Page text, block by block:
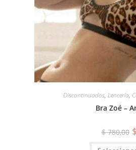
Discontinuados, Lencería,
Bra Zoé –
$780,00 $